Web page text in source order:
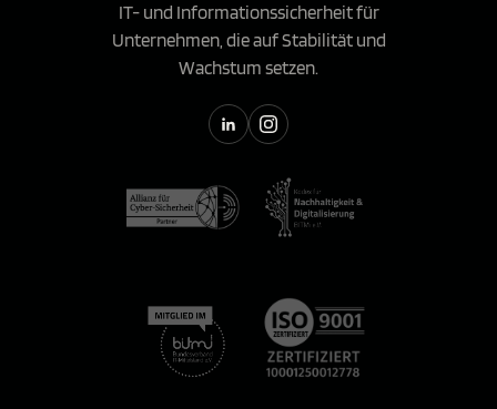
IT- und Informationssicherheit für
Unternehmen, die auf Stabilität und
Wachstum setzen.